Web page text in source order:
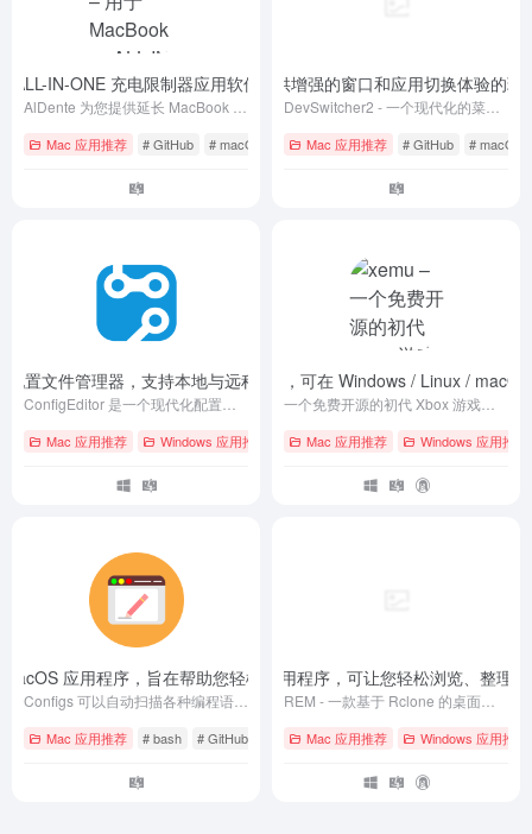
ALL-IN-ONE 充电限制器应用软件（官方版 + 破解版）- v1.34.1
Mac 应用推荐 # GitHub # macOS # 免费
DevSwitcher2 – 一个提供增强的窗口和应用切换体验的现
Mac 应用推荐 # GitHub # macOS
置文件管理器，支持本地与远程配置文件的统一管理 - v1.3.1
Mac 应用推荐 Windows 应用推荐 # bash # GitHub # macOS
免费开源的初代 Xbox 游戏机模拟器，可在 Windows / Linux /
Mac 应用推荐 Windows 应用推荐
应用程序，旨在帮助您轻松管理和编辑您的配置文件- v1.0.1
Mac 应用推荐 # bash # GitHub # macOS
REM – 一款基于 Rclone 的桌面应用程序，可让您轻松浏览、整理
Mac 应用推荐 Windows 应用推荐